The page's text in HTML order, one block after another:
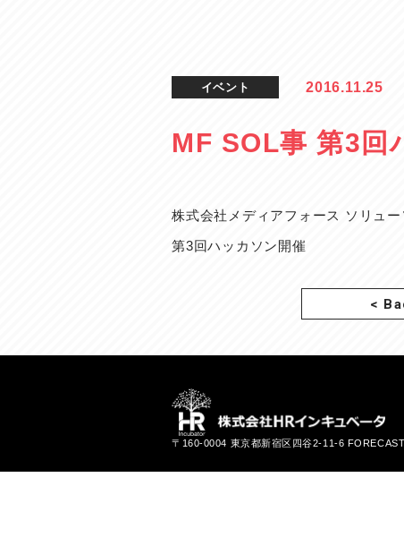
イベント 2016.11.25
MF SOL事 第3回
株式会社メディアフォース ソリュー
第3回ハッカソン開催
<
〒160-0004 東京都新宿区四谷2-11-6